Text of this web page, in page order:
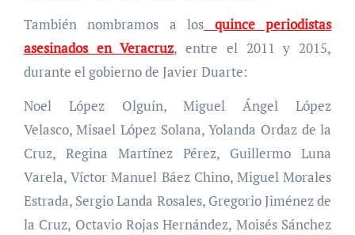
También nombramos a los quince periodistas
asesinados en Veracruz, entre el 2011 y 2015,
durante el gobierno de Javier Duarte:
Noel López Olguín, Miguel Ángel López
Velasco, Misael López Solana, Yolanda Ordaz de la
Cruz, Regina Martínez Pérez, Guillermo Luna
Varela, Víctor Manuel Báez Chino, Miguel Morales
Estrada, Sergio Landa Rosales, Gregorio Jiménez de
la Cruz, Octavio Rojas Hernández, Moisés Sánchez